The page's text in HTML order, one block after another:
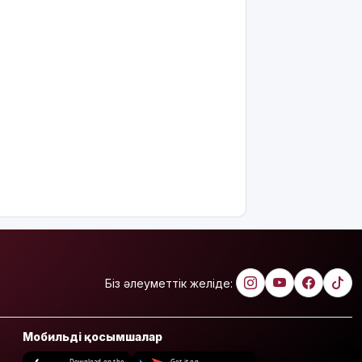
Біз әлеуметтік желіде:
Мобильді қосымшалар